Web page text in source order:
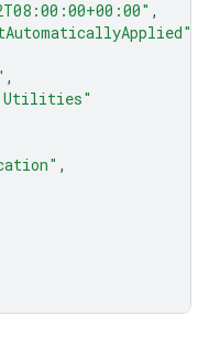
,
,
Utilities"
,